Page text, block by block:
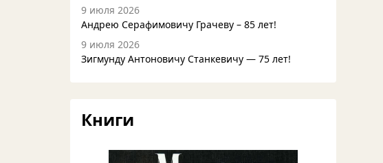
9 июля 2026
Андрею Серафимовичу Грачеву – 85 лет!
9 июля 2026
Зигмунду Антоновичу Станкевичу — 75 лет!
Книги